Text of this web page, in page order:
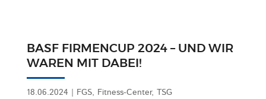
BASF FIRMENCUP 2024 – UND WIR
WAREN MIT DABEI!
18.06.2024 FGS, Fitness-Center, TSG